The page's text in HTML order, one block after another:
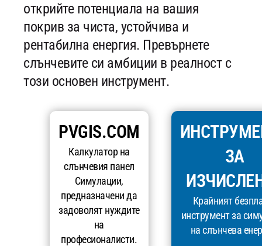
открийте потенциала на вашия
покрив за чиста, устойчива и
рентабилна енергия. Превърнете
слънчевите си амбиции в реалност с
този основен инструмент.
PVGIS.COM
Калкулатор на
слънчевия панел
Симулации,
предназначени да
задоволят нуждите
на
професионалисти.
ЗА
Крайният
инструмент за
на слънчева